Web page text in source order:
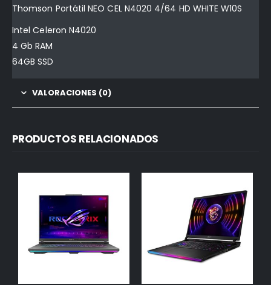
Thomson Portátil NEO CEL N4020 4/64 HD WHITE W10S
Intel Celeron N4020
4 Gb RAM
64GB SSD
VALORACIONES (0)
PRODUCTOS RELACIONADOS